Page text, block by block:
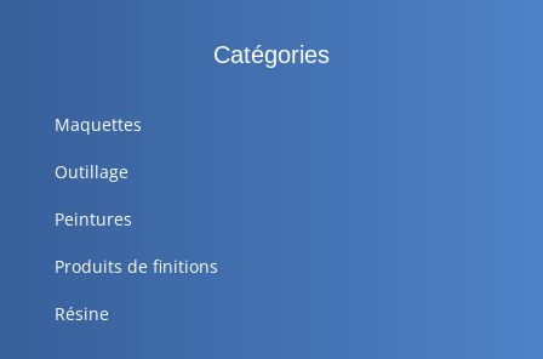
Catégories
Maquettes
Outillage
Peintures
Produits de finitions
Résine